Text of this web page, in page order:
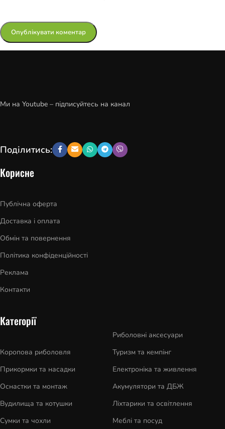
Ми на Youtube – підписуйтесь на канал
Поділитись:
Корисне
Публічна оферта
Доставка і оплата
Обмін та повернення
Політика конфіденційності
Реклама
Контакти
Категорії
Коропова риболовля
Прикормки та насадки
Оснастки та монтаж
Вудилища та котушки
Сумки та чохли
Риболовні аксесуари
Туризм та кемпінг
Електроніка та живлення
Акумулятори та ДБЖ
Ліхтарики та освітлення
Меблі та посуд